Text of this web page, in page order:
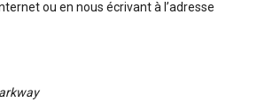
ou en nous écrivant à l’adresse